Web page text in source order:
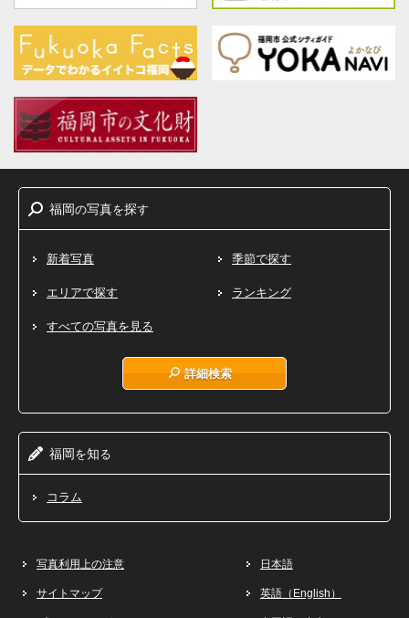
福岡の写真を探す
新着写真 季節で探す
エリアで探す ランキング
すべての写真を見る
詳細検索
福岡を知る
コラム
写真利用上の注意
サイトマップ
日本語
英語（English）